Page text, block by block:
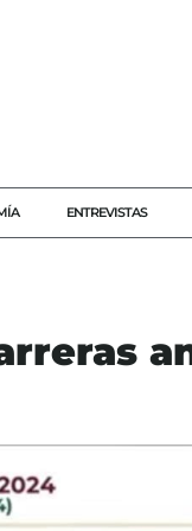
ENTREVISTAS